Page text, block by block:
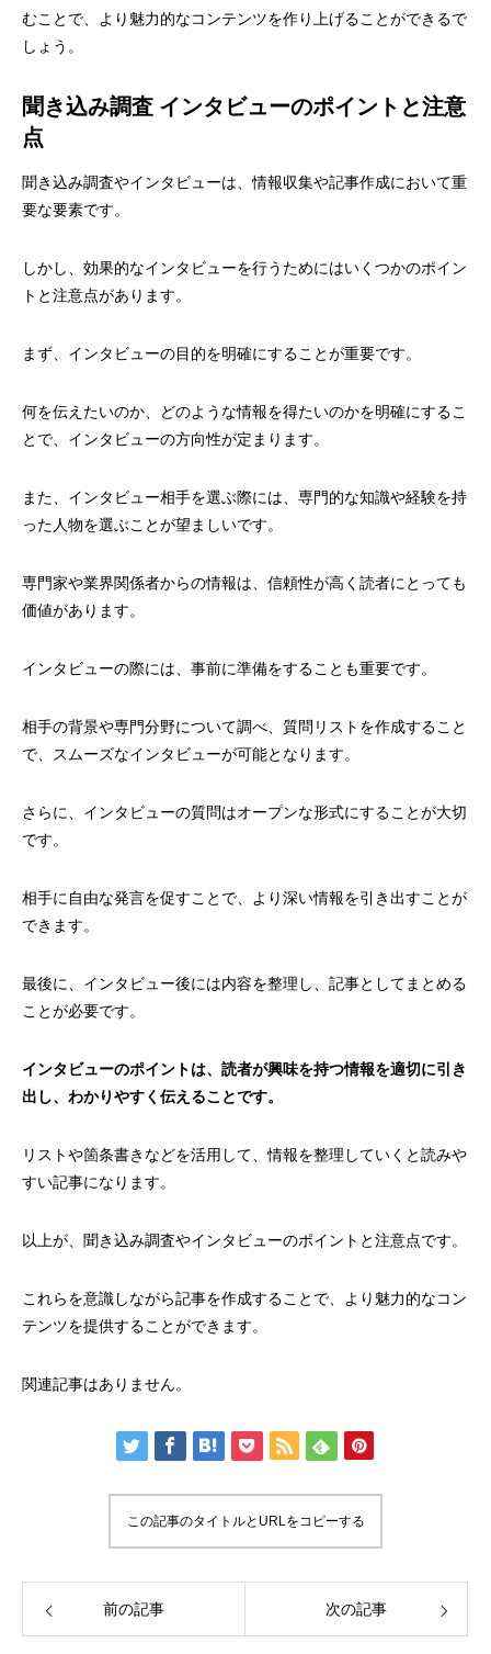
むことで、より魅力的なコンテンツを作り上げることができるで
しょう。
聞き込み調査 インタビューのポイントと注意
点
聞き込み調査やインタビューは、情報収集や記事作成において重
要な要素です。
しかし、効果的なインタビューを行うためにはいくつかのポイン
トと注意点があります。
まず、インタビューの目的を明確にすることが重要です。
何を伝えたいのか、どのような情報を得たいのかを明確にするこ
とで、インタビューの方向性が定まります。
また、インタビュー相手を選ぶ際には、専門的な知識や経験を持
った人物を選ぶことが望ましいです。
専門家や業界関係者からの情報は、信頼性が高く読者にとっても
価値があります。
インタビューの際には、事前に準備をすることも重要です。
相手の背景や専門分野について調べ、質問リストを作成すること
で、スムーズなインタビューが可能となります。
さらに、インタビューの質問はオープンな形式にすることが大切
です。
相手に自由な発言を促すことで、より深い情報を引き出すことが
できます。
最後に、インタビュー後には内容を整理し、記事としてまとめる
ことが必要です。
インタビューのポイントは、読者が興味を持つ情報を適切に引き
出し、わかりやすく伝えることです。
リストや箇条書きなどを活用して、情報を整理していくと読みや
すい記事になります。
以上が、聞き込み調査やインタビューのポイントと注意点です。
これらを意識しながら記事を作成することで、より魅力的なコン
テンツを提供することができます。
関連記事はありません。
この記事のタイトルとURLをコピーする
前の記事 次の記事